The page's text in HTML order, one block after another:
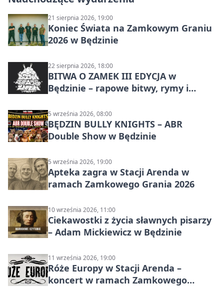
21 sierpnia 2026, 19:00
Koniec Świata na Zamkowym Graniu
2026 w Będzinie
22 sierpnia 2026, 18:00
BITWA O ZAMEK III EDYCJA w
Będzinie – rapowe bitwy, rymy i
5 września 2026, 08:00
BĘDZIN BULLY KNIGHTS – ABR
Double Show w Będzinie
5 września 2026, 19:00
Apteka zagra w Stacji Arenda w
ramach Zamkowego Grania 2026
10 września 2026, 11:00
Ciekawostki z życia sławnych pisarzy
– Adam Mickiewicz w Będzinie
11 września 2026, 19:00
Róże Europy w Stacji Arenda –
koncert w ramach Zamkowego